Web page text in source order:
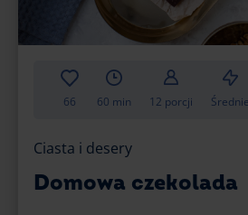
66 60 min 12 porcji Średnie
Ciasta i desery
Domowa czekolada